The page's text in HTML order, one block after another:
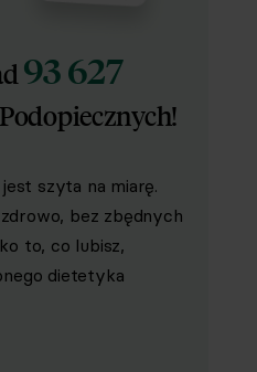
93 627
szyta na miarę.
bez zbędnych
to, co lubisz,
dietetyka